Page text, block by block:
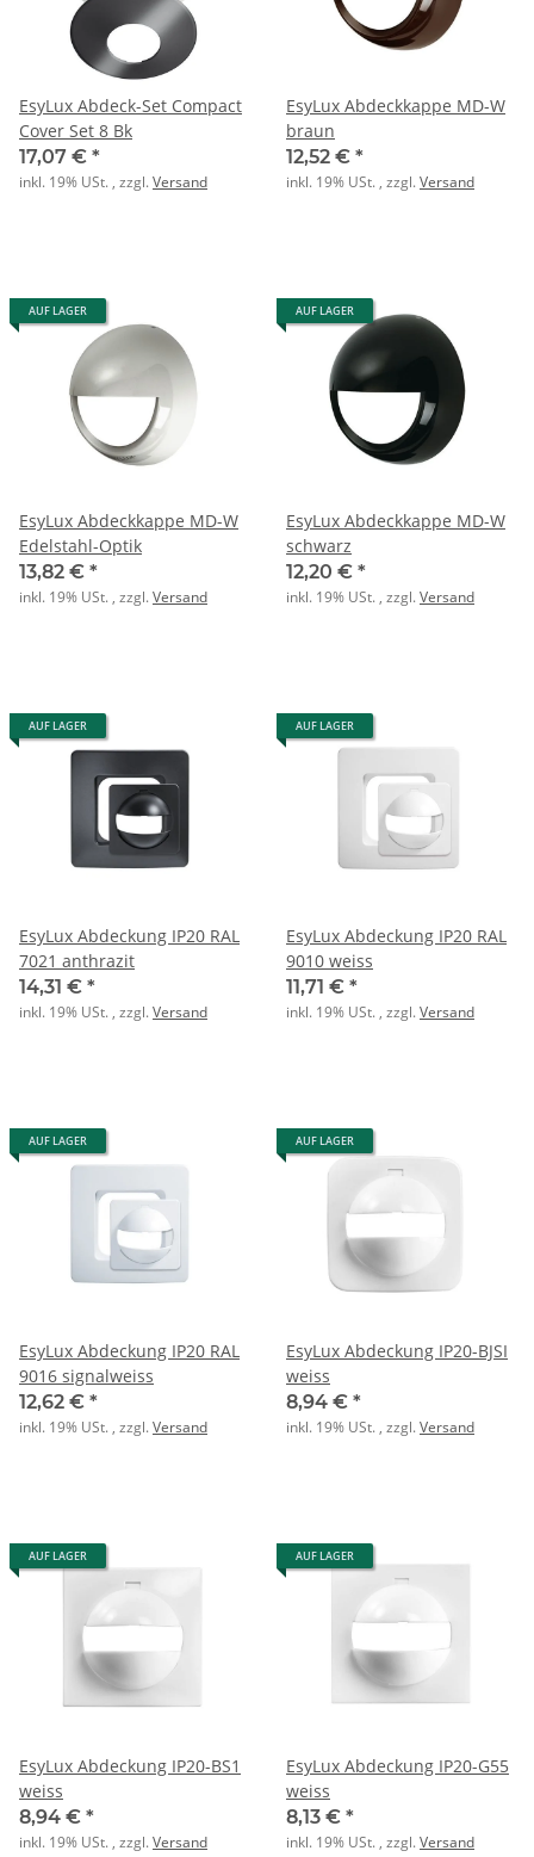
EsyLux Abdeck-Set Compact
Cover Set 8 Bk
17,07 € *
inkl. 19% USt. , zzgl.Versand
EsyLux Abdeckkappe MD-W
braun
12,52 € *
inkl. 19% USt. , zzgl.Versand
AUF LAGER
EsyLux Abdeckkappe MD-W
Edelstahl-Optik
13,82 € *
inkl. 19% USt. , zzgl.Versand
AUF LAGER
EsyLux Abdeckkappe MD-W
schwarz
12,20 € *
inkl. 19% USt. , zzgl.Versand
AUF LAGER
EsyLux Abdeckung IP20 RAL
7021 anthrazit
14,31 € *
inkl. 19% USt. , zzgl.Versand
AUF LAGER
EsyLux Abdeckung IP20 RAL
9010 weiss
11,71 € *
inkl. 19% USt. , zzgl.Versand
AUF LAGER
EsyLux Abdeckung IP20 RAL
9016 signalweiss
12,62 € *
inkl. 19% USt. , zzgl.Versand
AUF LAGER
EsyLux Abdeckung IP20-BJSI
weiss
8,94 € *
inkl. 19% USt. , zzgl.Versand
AUF LAGER
EsyLux Abdeckung IP20-BS1
weiss
8,94 € *
inkl. 19% USt. , zzgl.Versand
AUF LAGER
EsyLux Abdeckung IP20-G55
weiss
8,13 € *
inkl. 19% USt. , zzgl.Versand